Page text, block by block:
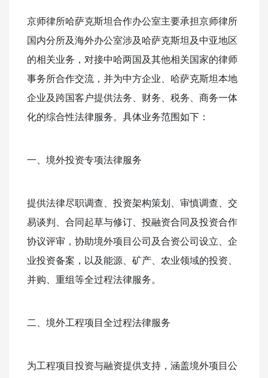
京师律所哈萨克斯坦合作办公室主要承担京师律所
国内分所及海外办公室涉及哈萨克斯坦及中亚地区
的相关业务，对接中哈两国及其他相关国家的律师
事务所合作交流，并为中方企业、哈萨克斯坦本地
企业及跨国客户提供法务、财务、税务、商务一体
化的综合性法律服务。具体业务范围如下：
一、境外投资专项法律服务
提供法律尽职调查、投资架构策划、审慎调查、交
易谈判、合同起草与修订、投融资合同及投资合作
协议评审，协助境外项目公司及合资公司设立、企
业投资备案，以及能源、矿产、农业领域的投资、
并购、重组等全过程法律服务。
二、境外工程项目全过程法律服务
为工程项目投资与融资提供支持，涵盖境外项目公